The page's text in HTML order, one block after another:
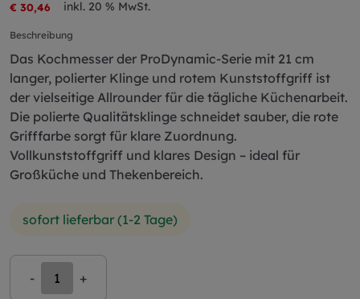
€ 30,46 inkl. 20 % MwSt.
Beschreibung
Das Kochmesser der ProDynamic-Serie mit 21 cm
langer, polierter Klinge und rotem Kunststoffgriff ist
der vielseitige Allrounder für die tägliche Küchenarbeit.
Die polierte Qualitätsklinge schneidet sauber, die rote
Grifffarbe sorgt für klare Zuordnung.
Vollkunststoffgriff und klares Design – ideal für
Großküche und Thekenbereich.
sofort lieferbar (1-2 Tage)
- +